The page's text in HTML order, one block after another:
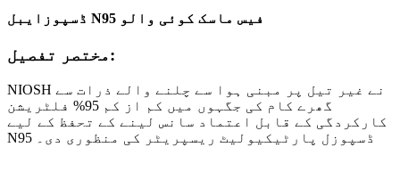
ڈسپوزایبل N95 فیس ماسک کوئی والو
مختصر تفصیل:
NIOSH نے غیر تیل پر مبنی ہوا سے چلنے والے ذرات سے
گھرے کام کی جگہوں میں کم از کم 95% فلٹریشن
کارکردگی کے قابل اعتماد سانس لینے کے تحفظ کے لیے
N95 ڈسپوزل پارٹیکیولیٹ ریسپریٹر کی منظوری دی۔